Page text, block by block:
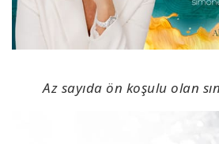
Az sayıda ön koşulu olan